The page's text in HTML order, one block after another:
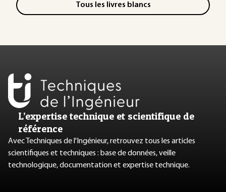
Tous les livres blancs
L’expertise technique et scientifique de
référence
Avec Techniques de l'Ingénieur, retrouvez tous les articles
scientifiques et techniques : base de données, veille
technologique, documentation et expertise technique.